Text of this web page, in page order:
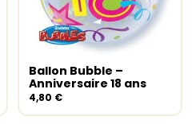
Ajouter au panier
Ballon Bubble –
Anniversaire 18 ans
4,80 €